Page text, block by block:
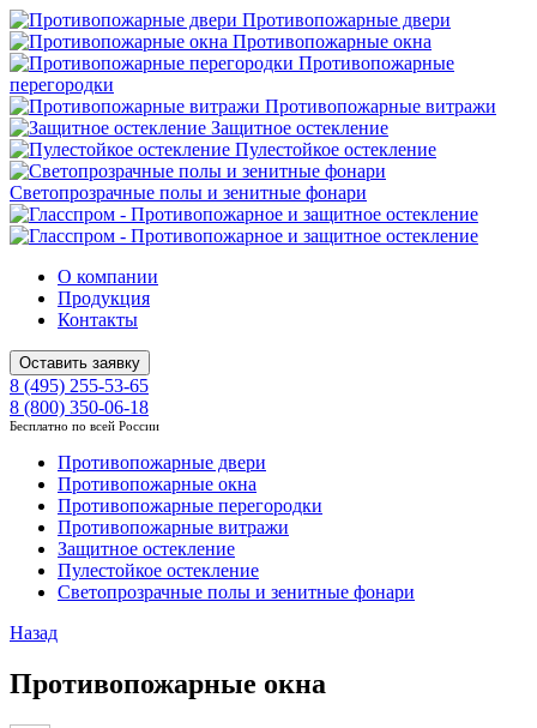
Противопожарные двери
Противопожарные окна
Противопожарные
перегородки
Противопожарные витражи
Защитное остекление
Пулестойкое остекление
Светопрозрачные полы и зенитные фонари
О компании
Продукция
Контакты
Оставить заявку
8 (495) 255-53-65
8 (800) 350-06-18
Бесплатно по всей России
Противопожарные двери
Противопожарные окна
Противопожарные перегородки
Противопожарные витражи
Защитное остекление
Пулестойкое остекление
Светопрозрачные полы и зенитные фонари
Назад
Противопожарные окна